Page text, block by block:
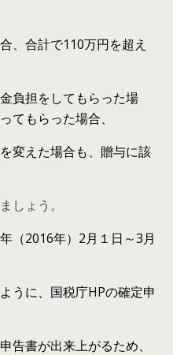
、合計で110万円を超え
負担をしてもらった場
てもらった場合、
変えた場合も、贈与に該
しょう。
（2016年）2月１日～3月
うに、国税庁HPの確定申
告書が出来上がるため、